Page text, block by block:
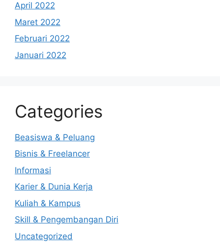
April 2022
Maret 2022
Februari 2022
Januari 2022
Categories
Beasiswa & Peluang
Bisnis & Freelancer
Informasi
Karier & Dunia Kerja
Kuliah & Kampus
Skill & Pengembangan Diri
Uncategorized